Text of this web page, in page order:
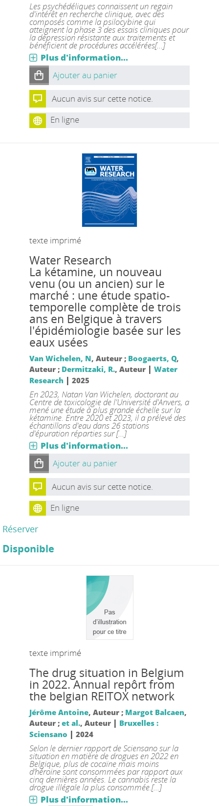
Les psychédéliques connaissent un regain
d'intérêt en recherche clinique, avec des
composés comme la psilocybine qui
atteignent la phase 3 des essais cliniques pour
la dépression résistante aux traitements et
bénéficient de procédures accélérées[...]
Plus d'information...
Ajouter au panier
Aucun avis sur cette notice.
En ligne
texte imprimé
Water Research
La kétamine, un nouveau
venu (ou un ancien) sur le
marché : une étude spatio-
temporelle complète de trois
ans en Belgique à travers
l'épidémiologie basée sur les
eaux usées
Van Wichelen, N, Auteur ; Boogaerts, Q,
Auteur ; Dermitzaki, R., Auteur | Water
Research | 2025
En 2023, Natan Van Wichelen, doctorant au
Centre de toxicologie de l'Université d'Anvers, a
mené une étude à plus grande échelle sur la
kétamine. Entre 2020 et 2023, il a prélevé des
échantillons d'eau dans 26 stations
d'épuration réparties sur [...]
Plus d'information...
Ajouter au panier
Aucun avis sur cette notice.
En ligne
Réserver
Disponible
texte imprimé
The drug situation in Belgium
in 2022. Annual repôrt from
the belgian REITOX network
Jérôme Antoine, Auteur ; Margot Balcaen,
Auteur ; et al., Auteur | Bruxelles :
Sciensano | 2024
Selon le dernier rapport de Sciensano sur la
situation en matière de drogues en 2022 en
Belgique, plus de cocaïne mais moins
d’héroïne sont consommées par rapport aux
cinq dernières années. Le cannabis reste la
drogue illégale la plus consommée.[...]
Plus d'information...